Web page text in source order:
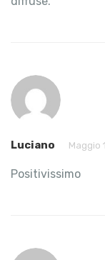
Luciano Maggio
Positivissimo